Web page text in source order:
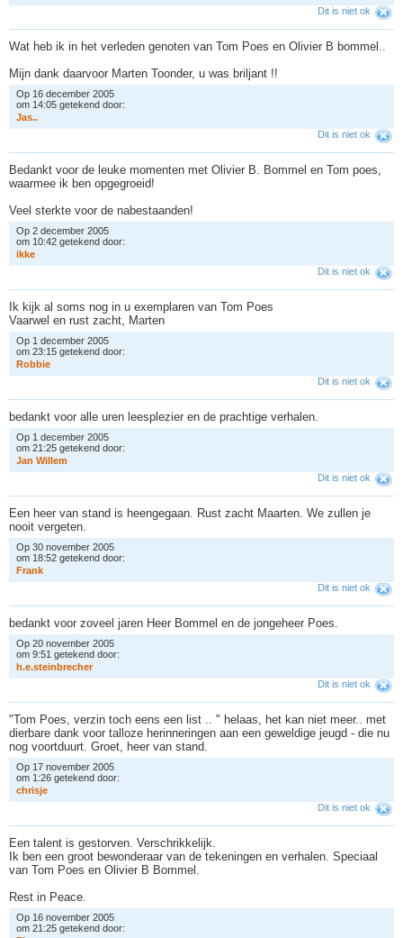
Dit is niet ok
Wat heb ik in het verleden genoten van Tom Poes en Olivier B bommel..
Mijn dank daarvoor Marten Toonder, u was briljant !!
Op 16 december 2005
om 14:05 getekend door:
Jas..
Dit is niet ok
Bedankt voor de leuke momenten met Olivier B. Bommel en Tom poes,
waarmee ik ben opgegroeid!
Veel sterkte voor de nabestaanden!
Op 2 december 2005
om 10:42 getekend door:
ikke
Dit is niet ok
Ik kijk al soms nog in u exemplaren van Tom Poes
Vaarwel en rust zacht, Marten
Op 1 december 2005
om 23:15 getekend door:
Robbie
Dit is niet ok
bedankt voor alle uren leesplezier en de prachtige verhalen.
Op 1 december 2005
om 21:25 getekend door:
Jan Willem
Dit is niet ok
Een heer van stand is heengegaan. Rust zacht Maarten. We zullen je
nooit vergeten.
Op 30 november 2005
om 18:52 getekend door:
Frank
Dit is niet ok
bedankt voor zoveel jaren Heer Bommel en de jongeheer Poes.
Op 20 november 2005
om 9:51 getekend door:
h.e.steinbrecher
Dit is niet ok
"Tom Poes, verzin toch eens een list .. " helaas, het kan niet meer.. met
dierbare dank voor talloze herinneringen aan een geweldige jeugd - die nu
nog voortduurt. Groet, heer van stand.
Op 17 november 2005
om 1:26 getekend door:
chrisje
Dit is niet ok
Een talent is gestorven. Verschrikkelijk.
Ik ben een groot bewonderaar van de tekeningen en verhalen. Speciaal
van Tom Poes en Olivier B Bommel.
Rest in Peace.
Op 16 november 2005
om 21:25 getekend door: